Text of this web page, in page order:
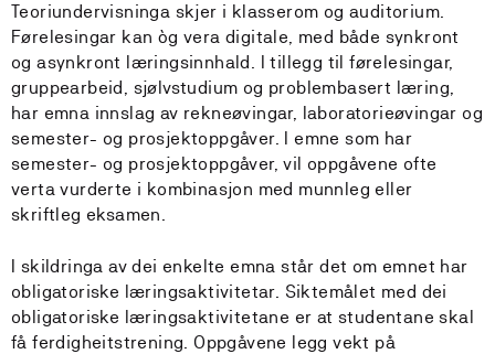
Teoriundervisninga skjer i klasserom og auditorium.
Førelesingar kan òg vera digitale, med både synkront
og asynkront læringsinnhald. I tillegg til førelesingar,
gruppearbeid, sjølvstudium og problembasert læring,
har emna innslag av rekneøvingar, laboratorieøvingar og
semester- og prosjektoppgåver. I emne som har
semester- og prosjektoppgåver, vil oppgåvene ofte
verta vurderte i kombinasjon med munnleg eller
skriftleg eksamen.
I skildringa av dei enkelte emna står det om emnet har
obligatoriske læringsaktivitetar. Siktemålet med dei
obligatoriske læringsaktivitetane er at studentane skal
få ferdigheitstrening. Oppgåvene legg vekt på